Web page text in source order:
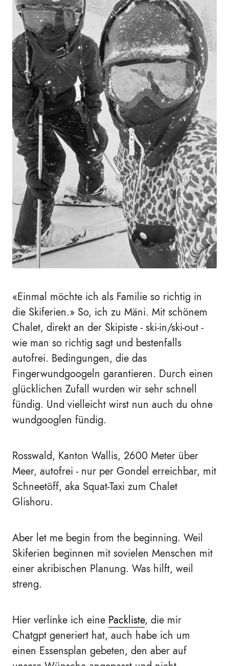
«Einmal möchte ich als Familie so richtig in
die Skiferien.» So, ich zu Mäni. Mit schönem
Chalet, direkt an der Skipiste - ski-in/ski-out -
wie man so richtig sagt und bestenfalls
autofrei. Bedingungen, die das
Fingerwundgoogeln garantieren. Durch einen
glücklichen Zufall wurden wir sehr schnell
fündig. Und vielleicht wirst nun auch du ohne
wundgooglen fündig.
Rosswald, Kanton Wallis, 2600 Meter über
Meer, autofrei - nur per Gondel erreichbar, mit
Schneetöff, aka Squat-Taxi zum Chalet
Glishoru.
Aber let me begin from the beginning. Weil
Skiferien beginnen mit sovielen Menschen mit
einer akribischen Planung. Was hilft, weil
streng.
Hier verlinke ich eine Packliste, die mir
Chatgpt generiert hat, auch habe ich um
einen Essensplan gebeten, den aber auf